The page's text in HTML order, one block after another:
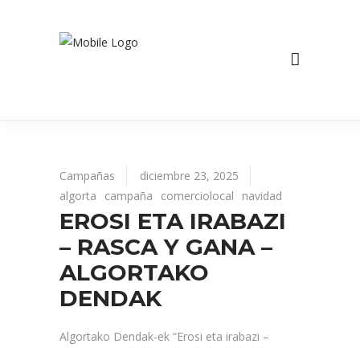
Campañas
diciembre 23, 2025
algorta
campaña comerciolocal navidad
EROSI ETA IRABAZI
– RASCA Y GANA –
ALGORTAKO
DENDAK
Algortako Dendak-ek “Erosi eta irabazi –